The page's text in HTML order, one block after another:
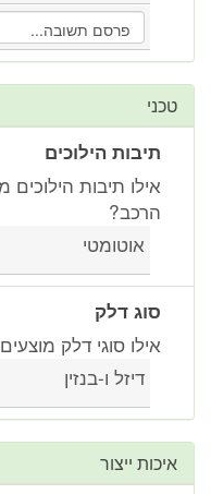
טכני
תיבות הילוכים
אילו תיבות
הרכב?
אוטומטי
סוג דלק
אילו סוגי דלק
דיזל ו-בנזין
איכות ייצור